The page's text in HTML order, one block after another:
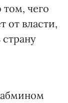
чего
от власти,